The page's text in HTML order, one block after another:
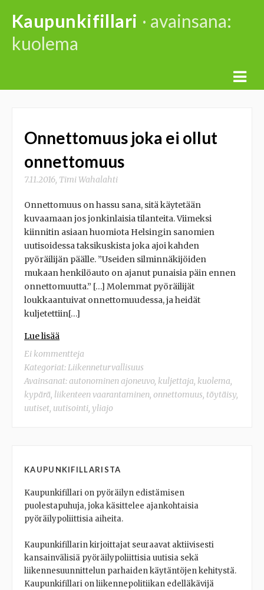
content
Kaupunkifillari · avainsana:
kuolema
Onnettomuus joka ei ollut
onnettomuus
7.11.2016, Timi Wahalahti
Onnettomuus on hassu sana, sitä käytetään
kuvaamaan jos jonkinlaisia tilanteita. Viimeksi
kiinnitin asiaan huomiota Helsingin sanomien
uutisoidessa taksikuskista joka ajoi kahden
pyöräilijän päälle. ”Useiden silminnäkijöiden
mukaan henkilöauto on ajanut punaisia päin ennen
onnettomuutta.” […] Molemmat pyöräilijät
loukkaantuivat onnettomuudessa, ja heidät
kuljetettiin[…]
Lue lisää
Ei kommentteja
Kategoriat:Liikenneturvallisuus
Avainsanat:autonominen ajoneuvo, kuljettaja, kuolema,
kypärä, liikenteen vaarantaminen, onnettomuus, töytäisy,
uutiset, uutisointi, yliajo
KAUPUNKIFILLARISTA
Kaupunkifillari on pyöräilyn edistämisen
puolestapuhuja, joka käsittelee ajankohtaisia
pyöräilypoliittisia aiheita.
Kaupunkifillarin kirjoittajat seuraavat aktiivisesti
kansainvälisiä pyöräilypoliittisia uutisia sekä
liikennesuunnittelun parhaiden käytäntöjen kehitystä.
Kaupunkifillari on liikennepolitiikan edelläkävijä